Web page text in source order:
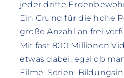
jeder dritte
Ein Grund für die hohe
große Anzahl an frei
Mit fast 800 Millionen
etwas dabei, egal ob
Filme, Serien,